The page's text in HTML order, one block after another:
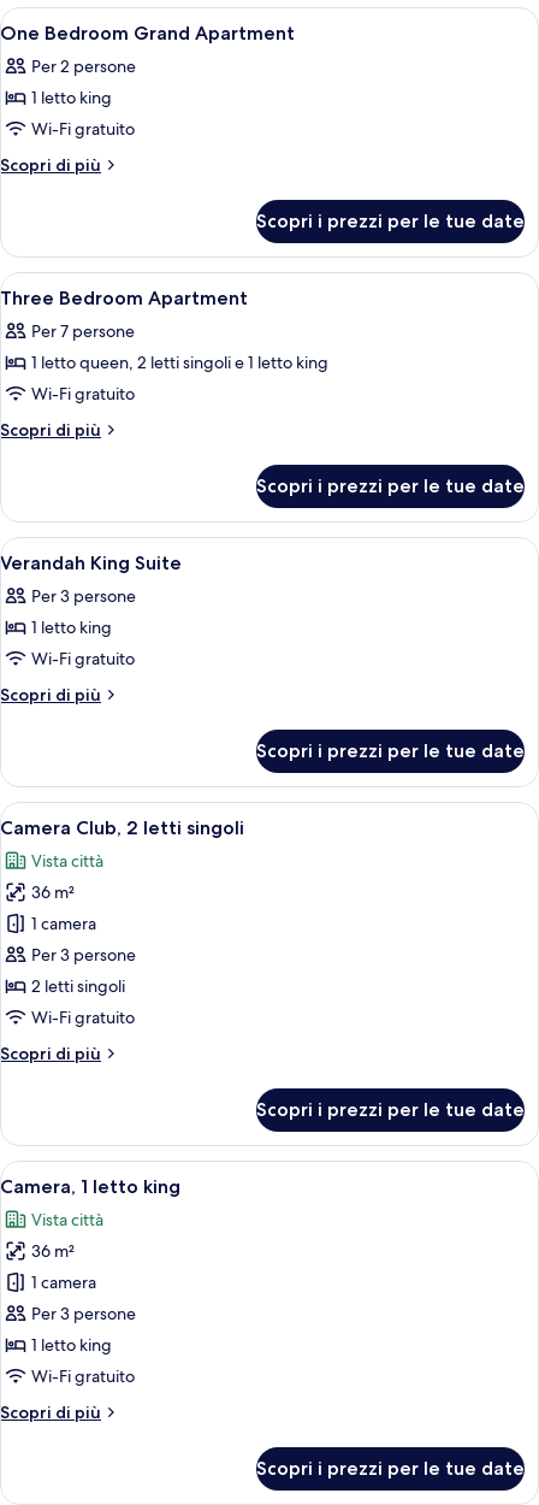
le
camere
Apri
tutte
le
foto
per
One
Apartment
Biancheria da letto di alta qualità,
4
One Bedroom Grand Apartment
Per 2 persone
1 letto king
Wi-Fi gratuito
Scopri di più
Altri
Bedroom
Grand
Apartment
Scopri i prezzi per le tue date
Apri
tutte
le
foto
per
Three
Biancheria da letto di alta qualità,
4
Three Bedroom Apartment
Per 7 persone
1 letto queen, 2 letti singoli e 1 letto king
Wi-Fi gratuito
Scopri di più
Altri
Bedroom
Apartment
Scopri i prezzi per le tue date
Apri
tutte
le
foto
per
Verandah
Biancheria da letto di alta qualità,
4
Verandah King Suite
Per 3 persone
1 letto king
Wi-Fi gratuito
Scopri di più
Altri
King
Suite
Scopri i prezzi per le tue date
Apri
tutte
le
foto
per
Camera
Club,
2
singoli
Una camera d'albergo con due letti,
8
Camera Club, 2 letti singoli
Vista città
36 m²
1 camera
Per 3 persone
2 letti singoli
Wi-Fi gratuito
Scopri di più
Altri
Club,
letti
Scopri i prezzi per le tue date
Apri
tutte
le
foto
per
Camera,
1
letto
Una camera d'albergo con un letto,
8
Camera, 1 letto king
Vista città
36 m²
1 camera
Per 3 persone
1 letto king
Wi-Fi gratuito
Scopri di più
Altri
1
Scopri i prezzi per le tue date